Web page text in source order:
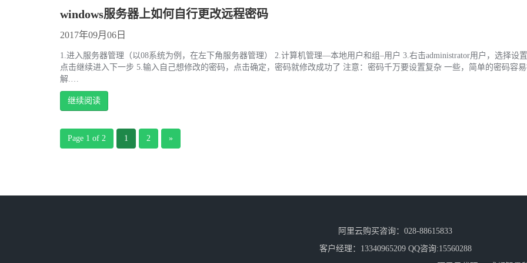
windows服务器上如何自行更改远程密码
2017年09月06日
1.进入服务器管理（以08系统为例，在左下角服务器管理） 2.计算机管理—本地用户和组–用户 3.右击administrator用户，选择设
点击继续进入下一步 5.输入自己想修改的密码，点击确定，密码就修改成功了 注意：密码千万要设置复杂 一些，简单的密码容
解.…
继续阅读
Page 1 of 2 1 2 »
阿里云购买咨询：028-88615833
客户经理：13340965209 QQ咨询:15560288